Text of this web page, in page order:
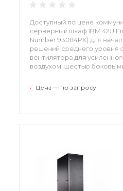
Доступный по цене
серверный шкаф IBM 42U
Number 93084PX) для
решений среднего уровня
вентилятора для
воздухом, шестью
• Цена — по запросу